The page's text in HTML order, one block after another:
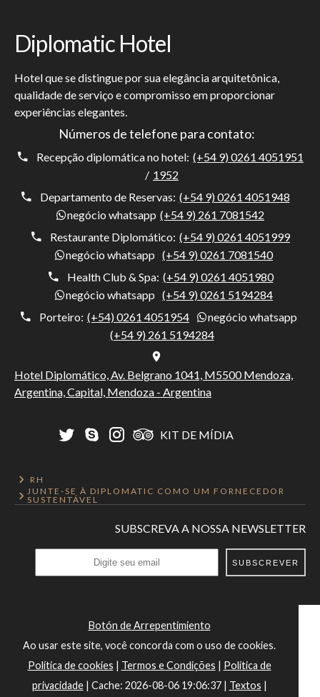
Diplomatic Hotel
Hotel que se distingue por sua elegância arquitetônica,
qualidade de serviço e compromisso em proporcionar
experiências elegantes.
Números de telefone para contato:
Recepção diplomática no hotel: (+54 9) 0261 4051951
/ 1952
Departamento de Reservas: (+54 9) 0261 4051948
negócio whatsapp (+54 9) 261 7081542
Restaurante Diplomático: (+54 9) 0261 4051999
negócio whatsapp (+54 9) 0261 7081540
Health Club & Spa: (+54 9) 0261 4051980
negócio whatsapp (+54 9) 0261 5194284
Porteiro: (+54) 0261 4051954
negócio whatsapp
(+54 9) 261 5194284
Hotel Diplomático, Av. Belgrano 1041, M5500 Mendoza,
Argentina, Capital, Mendoza - Argentina
KIT DE MÍDIA
RH
JUNTE-SE À DIPLOMATIC COMO UM FORNECEDOR
SUSTENTÁVEL
SUBSCREVA A NOSSA NEWSLETTER
SUBSCREVER
Botón de Arrepentimiento
Ao usar este site, você concorda com o uso de cookies.
Política de cookies | Termos e Condições | Política de
privacidade| Cache: 2026-08-06 19:06:37 | Textos |